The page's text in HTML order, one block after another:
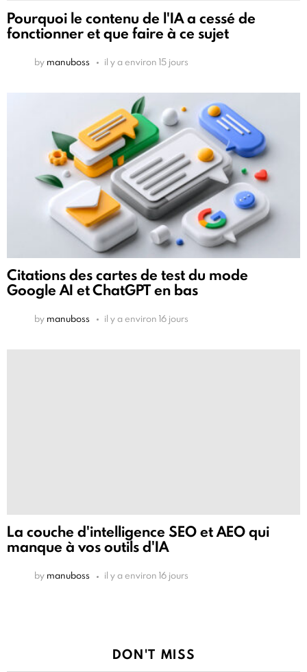
Pourquoi le contenu de l'IA a cessé de
fonctionner et que faire à ce sujet
by manuboss il y a environ 15 jours
Citations des cartes de test du mode
Google AI et ChatGPT en bas
by manuboss il y a environ 16 jours
La couche d'intelligence SEO et AEO qui
manque à vos outils d'IA
by manuboss il y a environ 16 jours
DON'T MISS